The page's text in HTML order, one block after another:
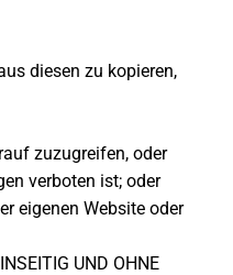
diesen zu kopieren,
zuzugreifen, oder
verboten ist; oder
eigenen Website oder
UND OHNE